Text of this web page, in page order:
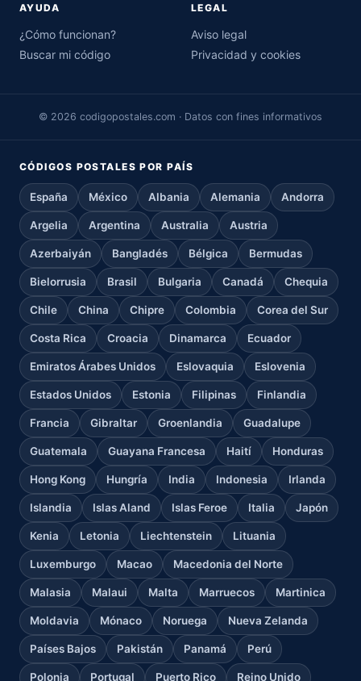
AYUDA
¿Cómo funcionan?
Buscar mi código
LEGAL
Aviso legal
Privacidad y cookies
© 2026 codigopostales.com · Datos con fines informativos
CÓDIGOS POSTALES POR PAÍS
España México Albania Alemania Andorra
Argelia Argentina Australia Austria
Azerbaiyán Bangladés Bélgica Bermudas
Bielorrusia Brasil Bulgaria Canadá Chequia
Chile China Chipre Colombia Corea del Sur
Costa Rica Croacia Dinamarca Ecuador
Emiratos Árabes Unidos Eslovaquia Eslovenia
Estados Unidos Estonia Filipinas Finlandia
Francia Gibraltar Groenlandia Guadalupe
Guatemala Guayana Francesa Haití Honduras
Hong Kong Hungría India Indonesia Irlanda
Islandia Islas Aland Islas Feroe Italia Japón
Kenia Letonia Liechtenstein Lituania
Luxemburgo Macao Macedonia del Norte
Malasia Malaui Malta Marruecos Martinica
Moldavia Mónaco Noruega Nueva Zelanda
Países Bajos Pakistán Panamá Perú
Polonia Portugal Puerto Rico Reino Unido